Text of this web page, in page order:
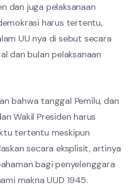
dan juga pelaksanaan
harus tertentu,
UU nya di sebut secara
dan bulan pelaksanaan
bahwa tanggal Pemilu, dan
Wakil Presiden harus
tertentu meskipun
secara eksplisit, artinya
bagi penyelenggara
makna UUD 1945.